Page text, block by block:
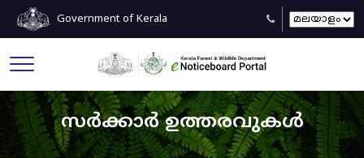
Government of Kerala
സർക്കാർ ഉത്തരവുകൾ